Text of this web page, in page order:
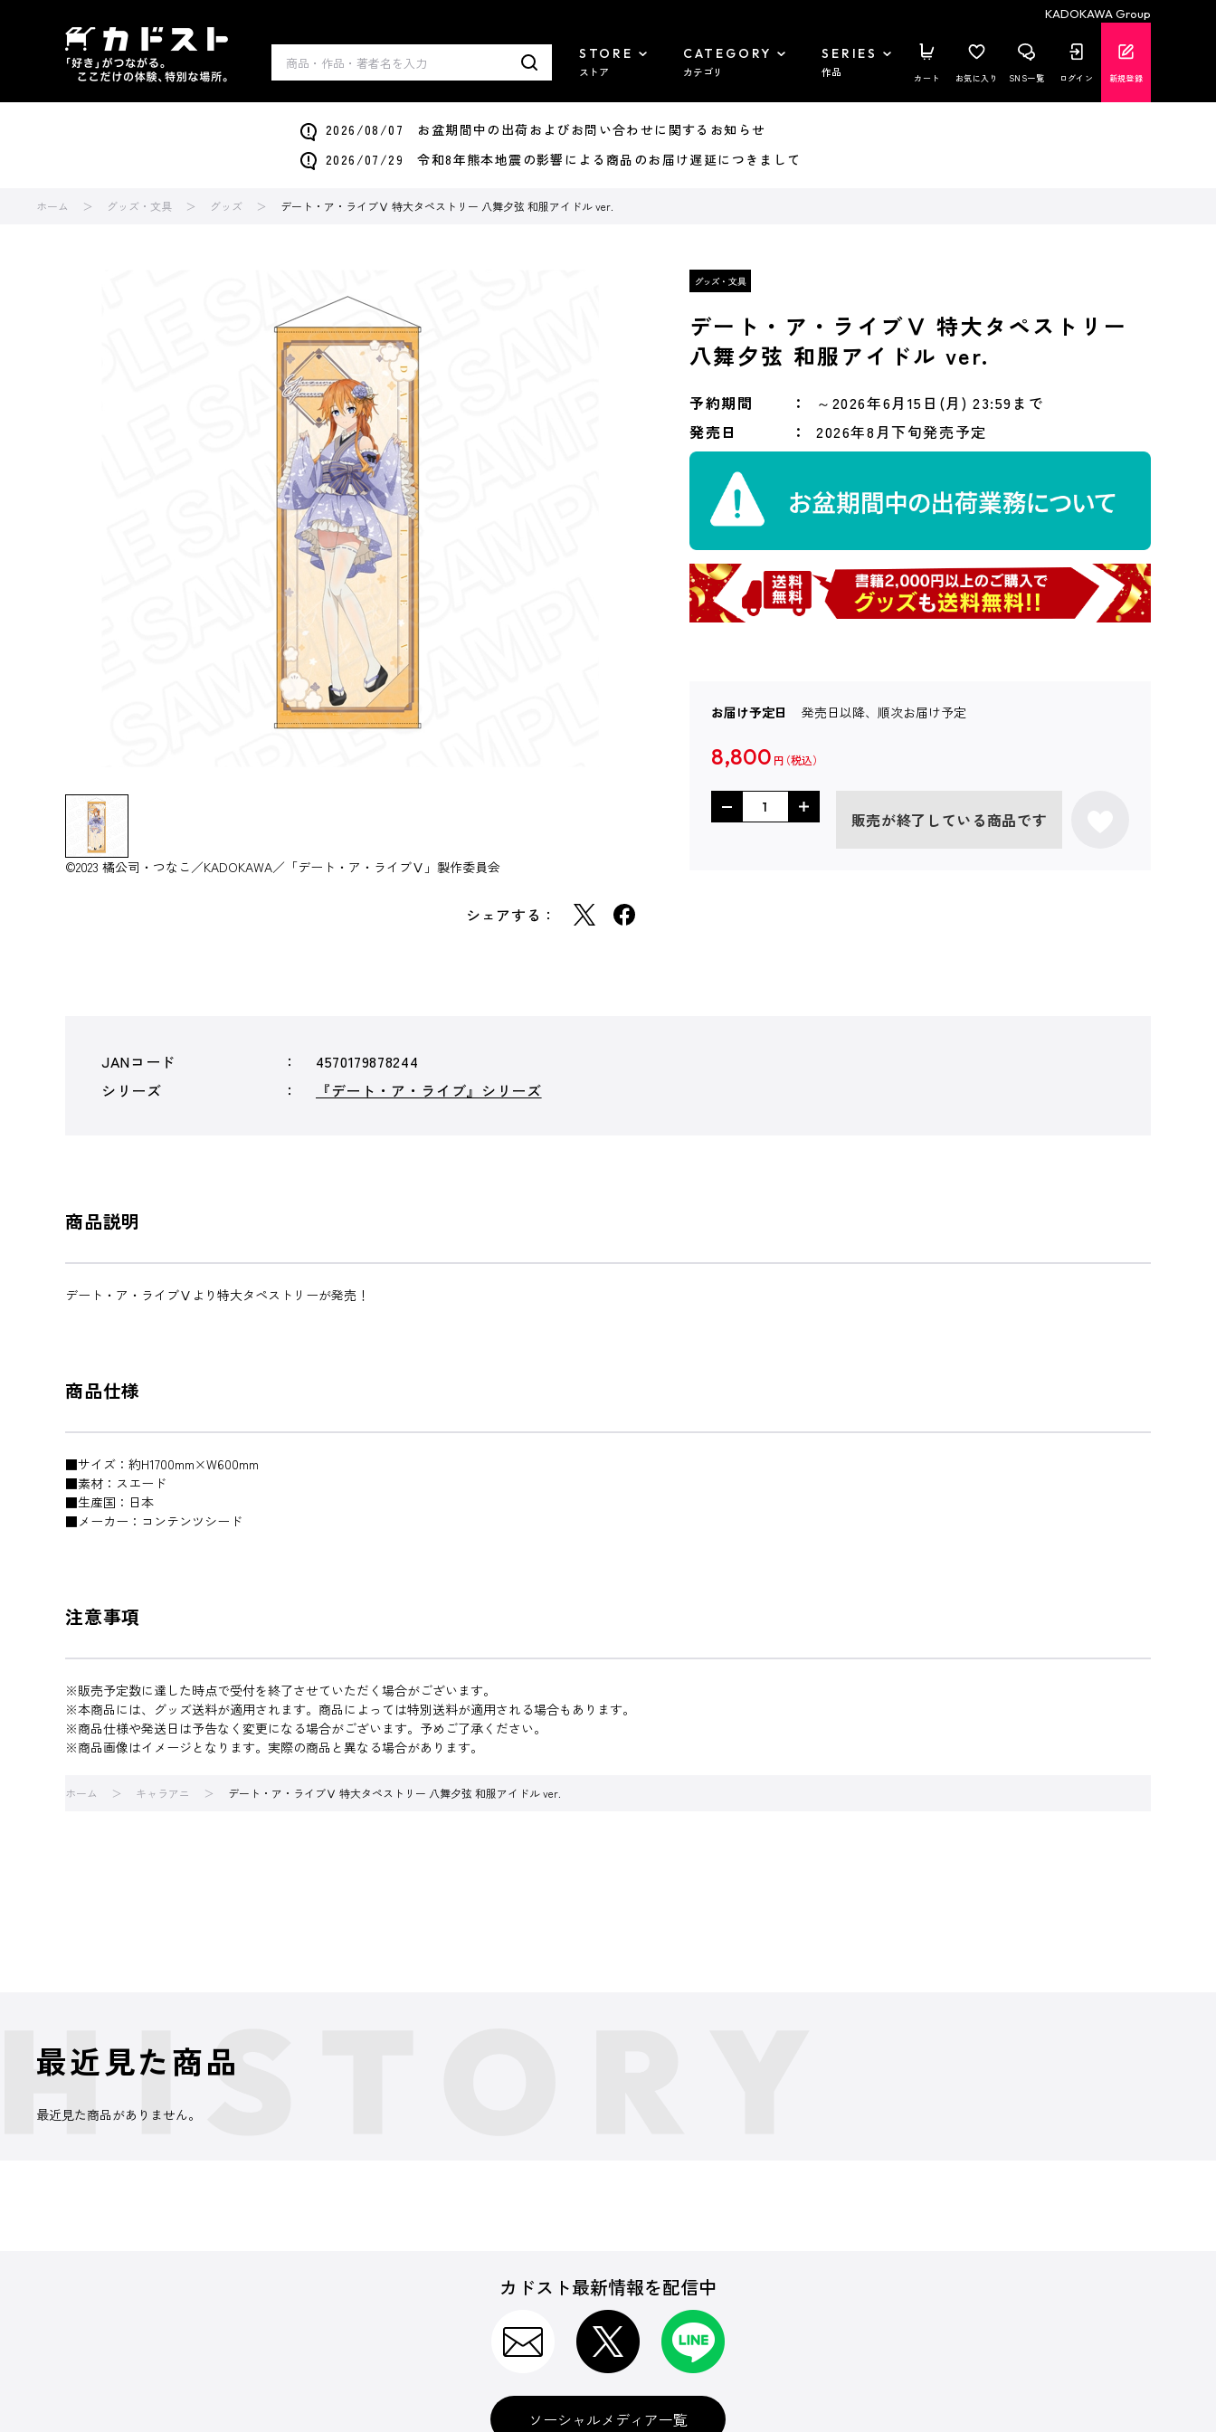
KADOKAWA Group
STORE
ストア
CATEGORY
カテゴリ
SERIES
作品 カート お気に入り SNS一覧 ログイン 新規登録
2026/08/07 お盆期間中の出荷およびお問い合わせに関するお知らせ
2026/07/29 令和8年熊本地震の影響による商品のお届け遅延につきまして
ホーム グッズ・文具 グッズ デート・ア・ライブⅤ 特大タペストリー 八舞夕弦 和服アイドル ver.
©2023 橘公司・つなこ／KADOKAWA／「デート・ア・ライブⅤ」製作委員会
シェアする：
デート・ア・ライブⅤ 特大タペストリー
八舞夕弦 和服アイドル ver.
予約期間
～2026年6月15日(月) 23:59まで
発売日
2026年8月下旬発売予定
お届け予定日 発売日以降、順次お届け予定
8,800 円
販売が終了している商品です
JANコード
4570179878244
シリーズ
『デート・ア・ライブ』シリーズ
商品説明
デート・ア・ライブⅤより特大タペストリーが発売！
商品仕様
■サイズ：約H1700mm×W600mm
■素材：スエード
■生産国：日本
■メーカー：コンテンツシード
注意事項
※販売予定数に達した時点で受付を終了させていただく場合がございます。
※本商品には、グッズ送料が適用されます。商品によっては特別送料が適用される場合もあります。
※商品仕様や発送日は予告なく変更になる場合がございます。予めご了承ください。
※商品画像はイメージとなります。実際の商品と異なる場合があります。
ホーム キャラアニ デート・ア・ライブⅤ 特大タペストリー 八舞夕弦 和服アイドル ver.
最近見た商品
最近見た商品がありません。
カドスト最新情報を配信中
ソーシャルメディア一覧